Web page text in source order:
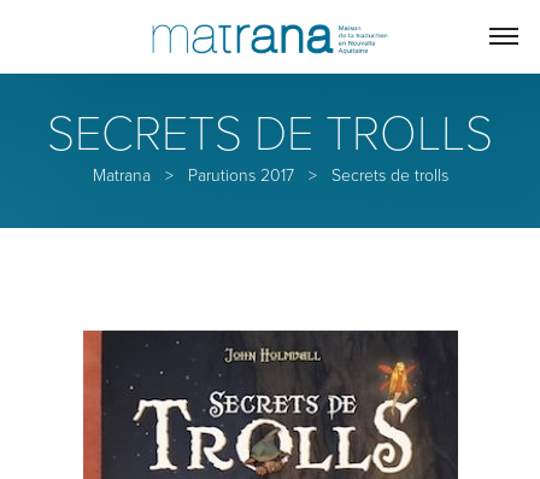
SECRETS DE TROLLS
Matrana> Parutions 2017 > Secrets de trolls